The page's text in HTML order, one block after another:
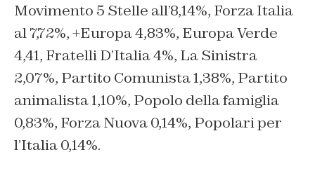
Movimento 5 Stelle all’8,14%, Forza Italia
al 7,72%, +Europa 4,83%, Europa Verde
4,41, Fratelli D’Italia 4%, La Sinistra
2,07%, Partito Comunista 1,38%, Partito
animalista 1,10%, Popolo della famiglia
0,83%, Forza Nuova 0,14%, Popolari per
l’Italia 0,14%.